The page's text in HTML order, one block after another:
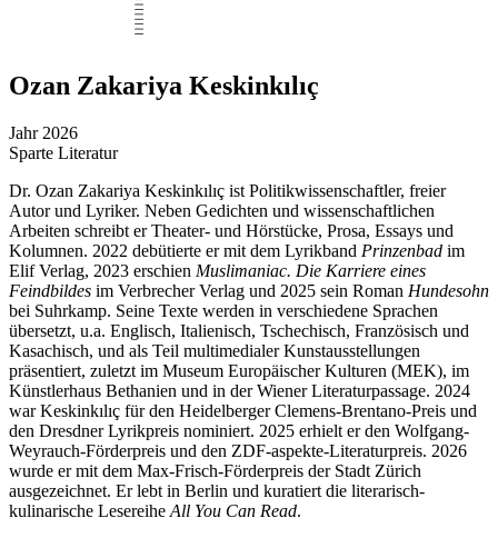
Ozan Zakariya Keskinkılıç
Jahr 2026
Sparte Literatur
Dr. Ozan Zakariya Keskinkılıç ist Politikwissenschaftler, freier
Autor und Lyriker. Neben Gedichten und wissenschaftlichen
Arbeiten schreibt er Theater- und Hörstücke, Prosa, Essays und
Kolumnen. 2022 debütierte er mit dem Lyrikband Prinzenbad im
Elif Verlag, 2023 erschien Muslimaniac. Die Karriere eines
Feindbildes im Verbrecher Verlag und 2025 sein Roman Hundesohn
bei Suhrkamp. Seine Texte werden in verschiedene Sprachen
übersetzt, u.a. Englisch, Italienisch, Tschechisch, Französisch und
Kasachisch, und als Teil multimedialer Kunstausstellungen
präsentiert, zuletzt im Museum Europäischer Kulturen (MEK), im
Künstlerhaus Bethanien und in der Wiener Literaturpassage. 2024
war Keskinkılıç für den Heidelberger Clemens-Brentano-Preis und
den Dresdner Lyrikpreis nominiert. 2025 erhielt er den Wolfgang-
Weyrauch-Förderpreis und den ZDF-aspekte-Literaturpreis. 2026
wurde er mit dem Max-Frisch-Förderpreis der Stadt Zürich
ausgezeichnet. Er lebt in Berlin und kuratiert die literarisch-
kulinarische Lesereihe All You Can Read.